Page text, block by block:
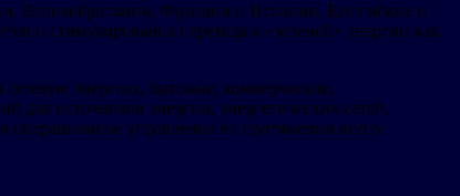
Великобритании, Франции и Испании. Его гибкие и
и стимулирования перехода к «зеленой» энергии как
энергию, бытовые, коммерческие,
источников энергии, энергетических сетей,
операционное управление на протяжении всего